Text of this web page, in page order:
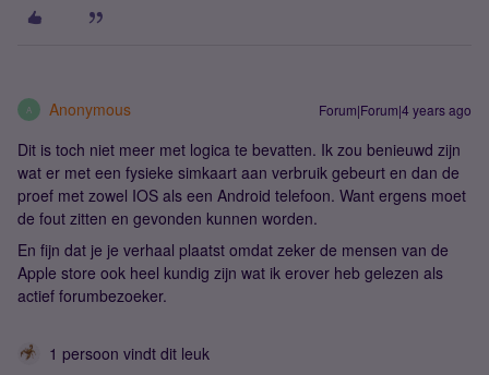
A Anonymous Forum|Forum|4 years ago
Dit is toch niet meer met logica te bevatten. Ik zou benieuwd zijn
wat er met een fysieke simkaart aan verbruik gebeurt en dan de
proef met zowel IOS als een Android telefoon. Want ergens moet
de fout zitten en gevonden kunnen worden.
En fijn dat je je verhaal plaatst omdat zeker de mensen van de
Apple store ook heel kundig zijn wat ik erover heb gelezen als
actief forumbezoeker.
1 persoon vindt dit leuk